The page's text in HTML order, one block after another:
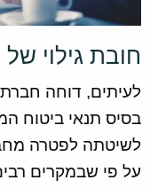
חובת גילוי
לעיתים, דוחה
בסיס תנאי ביטוח
לשיטתה לפטרה
על פי שבמקרים